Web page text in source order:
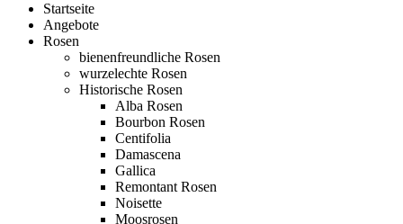
Startseite
Angebote
Rosen
bienenfreundliche Rosen
wurzelechte Rosen
Historische Rosen
Alba Rosen
Bourbon Rosen
Centifolia
Damascena
Gallica
Remontant Rosen
Noisette
Moosrosen